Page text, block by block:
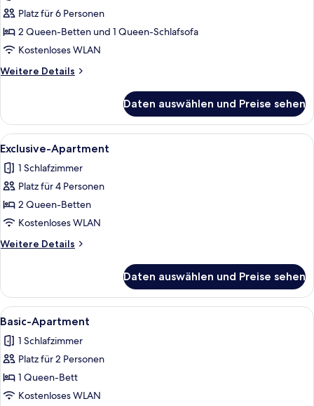
Apartment,
2 Schlafzimmer
anzeigen
Platz für 6 Personen
2 Queen-Betten und 1 Queen-Schlafsofa
Kostenloses WLAN
Weitere Details
Weitere
Apartment,
2 Schlafzimmer
Daten auswählen und Preise sehen
Alle
Fotos
für
Exclusive-
Apartment
anzeigen
Ein Hotelzimmer mit Bett,
12
Exclusive-Apartment
1 Schlafzimmer
Platz für 4 Personen
2 Queen-Betten
Kostenloses WLAN
Weitere Details
Weitere
Apartment
Daten auswählen und Preise sehen
Alle
Fotos
für
Basic-
Apartment
anzeigen
Ein modernes Hotelzimmer mit Bett,
7
Basic-Apartment
1 Schlafzimmer
Platz für 2 Personen
1 Queen-Bett
Kostenloses WLAN